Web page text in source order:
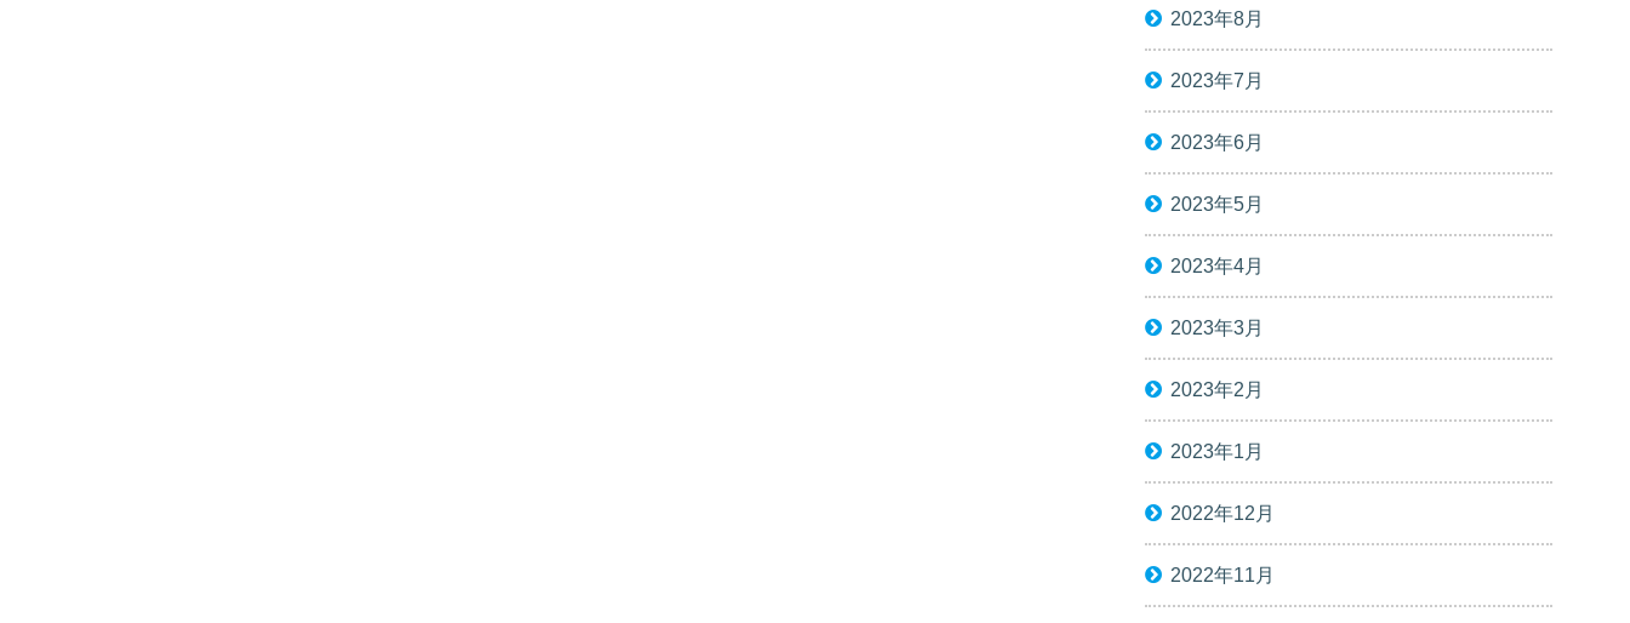
2023年8月
2023年7月
2023年6月
2023年5月
2023年4月
2023年3月
2023年2月
2023年1月
2022年12月
2022年11月